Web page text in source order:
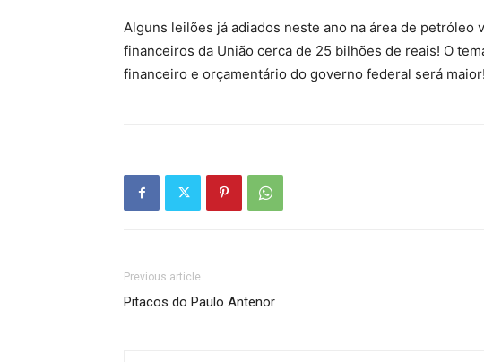
Alguns leilões já adiados neste ano na área de petróleo
financeiros da União cerca de 25 bilhões de reais! O
financeiro e orçamentário do governo federal será maior!
Previous article
Pitacos do Paulo Antenor